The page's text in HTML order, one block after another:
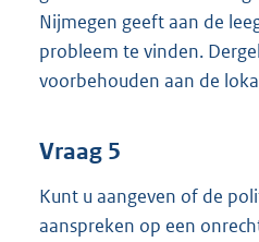
Nijmegen geeft aan de
probleem te vinden.
voorbehouden aan de
Vraag 5
Kunt u aangeven of de
aanspreken op een